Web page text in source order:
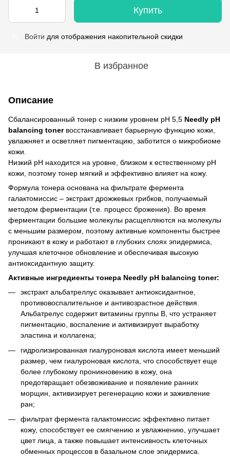
Купить
Войти для отображения накопительной скидки
В избранное
Описание
Сбалансированный тонер с низким уровнем pH 5,5 Needly pH
balancing tonerвосстанавливает барьерную функцию кожи,
увлажняет и осветляет пигментацию, заботится о микробиоме
кожи.
Низкий pH находится на уровне, близком к естественному pH
кожи, поэтому тонер мягкий и эффективно влияет на кожу.
Формула тонера основана на фильтрате фермента
галактомиссис – экстракт дрожжевых грибков, получаемый
методом ферментации (т.е. процесс брожения). Во время
ферментации большие молекулы расщепляются на молекулы
с меньшим размером, поэтому активные компоненты быстрее
проникают в кожу и работают в глубоких слоях эпидермиса,
улучшая клеточное обновление и обеспечивая высокую
антиоксидантную защиту.
Активные ингредиенты тонера Needly pH balancing toner:
экстракт альбатреллус оказывает антиоксидантное,
противовоспалительное и антивозрастное действия.
Альбатрелус содержит витамины группы B, что устраняет
пигментацию, воспаление и активизирует выработку
эластина и коллагена;
гидролизированная гиалуроновая кислота имеет меньший
размер, чем гиалуроновая кислота, что способствует еще
более глубокому проникновению в кожу, она
предотвращает обезвоживание и появление ранних
морщин, активизирует регенерацию кожи и заживление
ран;
фильтрат фермента галактомиссис эффективно питает
кожу, способствует ее смягчению и увлажнению, улучшает
цвет лица, а также повышает интенсивность клеточных
обменных процессов в базальном слое эпидермиса.